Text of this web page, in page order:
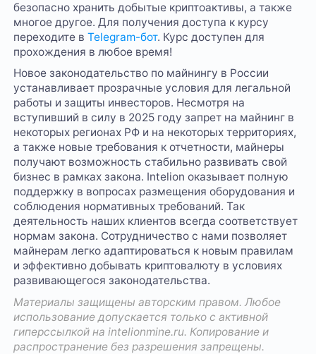
безопасно хранить добытые криптоактивы, а также
многое другое. Для получения доступа к курсу
переходите в Telegram-бот. Курс доступен для
прохождения в любое время!
Новое законодательство по майнингу в России
устанавливает прозрачные условия для легальной
работы и защиты инвесторов. Несмотря на
вступивший в силу в 2025 году запрет на майнинг в
некоторых регионах РФ и на некоторых территориях,
а также новые требования к отчетности, майнеры
получают возможность стабильно развивать свой
бизнес в рамках закона. Intelion оказывает полную
поддержку в вопросах размещения оборудования и
соблюдения нормативных требований. Так
деятельность наших клиентов всегда соответствует
нормам закона. Сотрудничество с нами позволяет
майнерам легко адаптироваться к новым правилам
и эффективно добывать криптовалюту в условиях
развивающегося законодательства.
Материалы защищены авторским правом. Любое
использование допускается только с активной
гиперссылкой наintelionmine.ru. Копирование и
распространение без разрешения запрещены.